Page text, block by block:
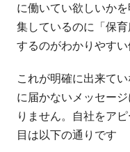
に働いてい欲しいか
集しているのに「保
するのがわかりやすい
これが明確に出来て
に届かないメッセー
りません。自社をア
目は以下の通りです